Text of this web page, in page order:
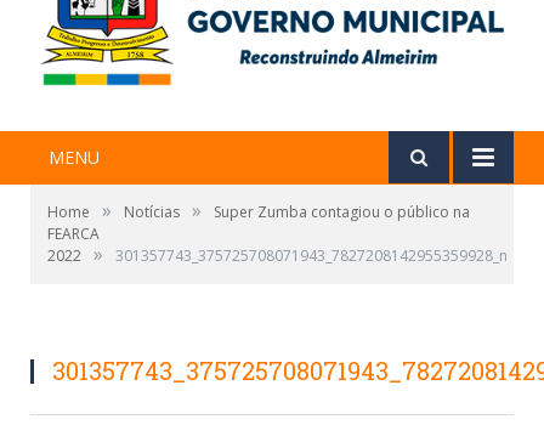
MENU
Home » Notícias »
Super Zumba contagiou o público na
FEARCA
2022 » 301357743_375725708071943_7827208142955359928_n